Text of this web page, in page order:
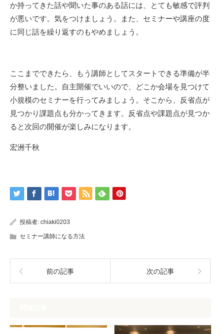
か持ってきた話や聞いた事のある話には、とても敏感で評判
が悪いです。気をつけましょう。また、セミナーや講座の度
に同じ話を繰り返すのもやめましょう。
ここまでできたら、もう講師としてスタートできる準備が半
分整いました。自主開催でいいので、どこか会場を見つけて
小規模のセミナーを行ってみましょう。そこから、反省点が
見つかり課題点も分かってきます。反省点や課題点が見つか
ると次回の開催が楽しみになります。
宏洲千秋
投稿者: chiaki0203
セミナー講師になる方法
前の記事 次の記事